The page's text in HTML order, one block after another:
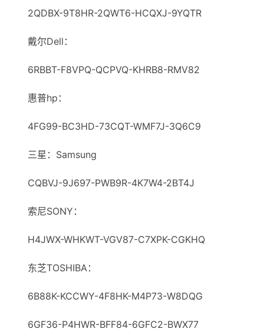
2QDBX-9T8HR-2QWT6-HCQXJ-9YQTR
戴尔Dell：
6RBBT-F8VPQ-QCPVQ-KHRB8-RMV82
惠普hp：
4FG99-BC3HD-73CQT-WMF7J-3Q6C9
三星：Samsung
CQBVJ-9J697-PWB9R-4K7W4-2BT4J
索尼SONY：
H4JWX-WHKWT-VGV87-C7XPK-CGKHQ
东芝TOSHIBA：
6B88K-KCCWY-4F8HK-M4Р73-W8DQG
6GF36-P4HWR-BFF84-6GFC2-BWX77